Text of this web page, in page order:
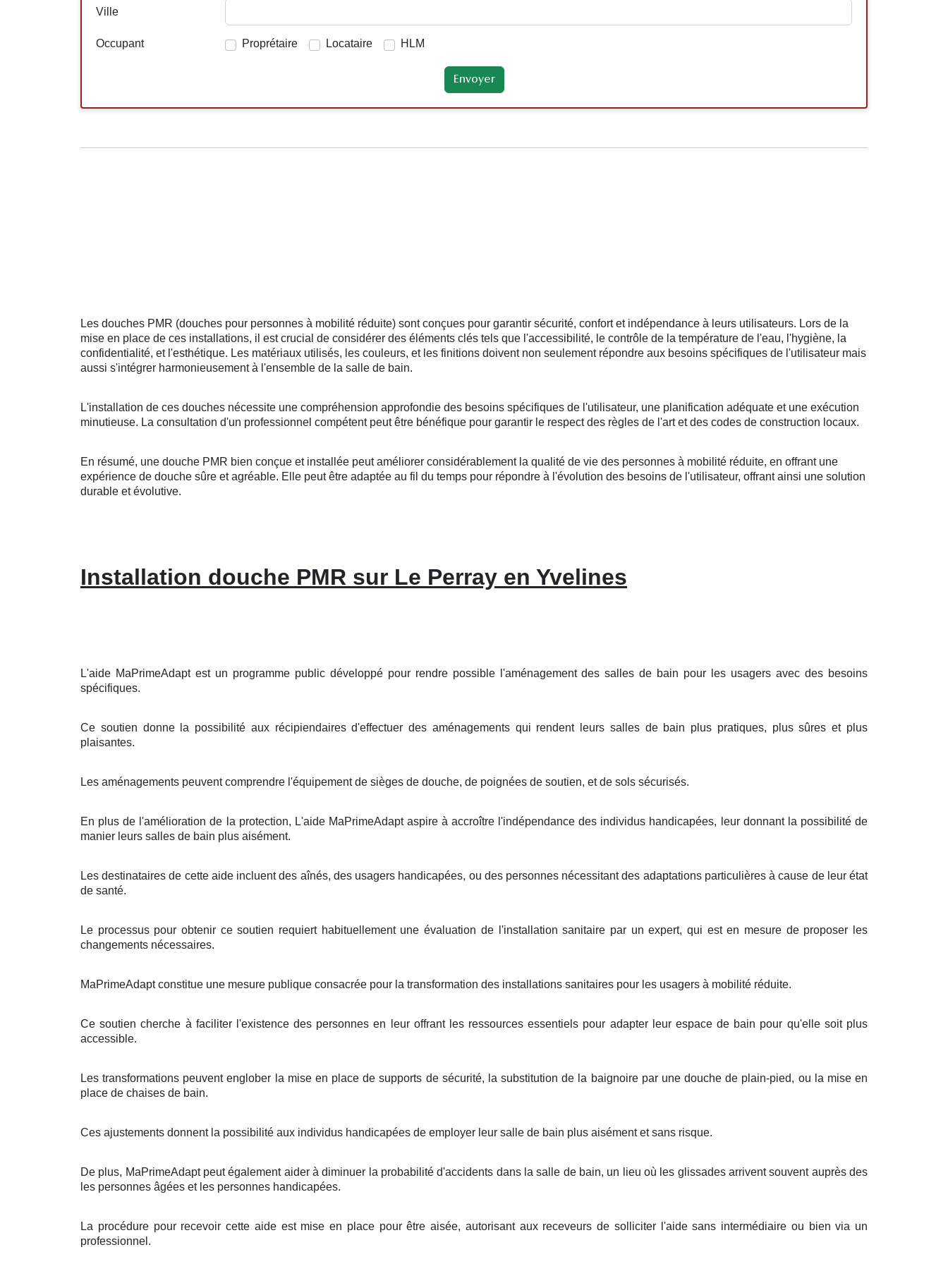
Ville
Occupant Proprétaire Locataire HLM
Les douches PMR (douches pour personnes à mobilité réduite) sont conçues pour garantir sécurité, confort et indépendance à leurs utilisateurs. Lors de la
mise en place de ces installations, il est crucial de considérer des éléments clés tels que l'accessibilité, le contrôle de la température de l'eau, l'hygiène, la
confidentialité, et l'esthétique. Les matériaux utilisés, les couleurs, et les finitions doivent non seulement répondre aux besoins spécifiques de l'utilisateur mais
aussi s'intégrer harmonieusement à l'ensemble de la salle de bain.
L'installation de ces douches nécessite une compréhension approfondie des besoins spécifiques de l'utilisateur, une planification adéquate et une exécution
minutieuse. La consultation d'un professionnel compétent peut être bénéfique pour garantir le respect des règles de l'art et des codes de construction locaux.
En résumé, une douche PMR bien conçue et installée peut améliorer considérablement la qualité de vie des personnes à mobilité réduite, en offrant une
expérience de douche sûre et agréable. Elle peut être adaptée au fil du temps pour répondre à l'évolution des besoins de l'utilisateur, offrant ainsi une solution
durable et évolutive.
Installation douche PMR sur Le Perray en Yvelines
L'aide MaPrimeAdapt est un programme public développé pour rendre possible l'aménagement des salles de bain pour les usagers avec des besoins
spécifiques.
Ce soutien donne la possibilité aux récipiendaires d'effectuer des aménagements qui rendent leurs salles de bain plus pratiques, plus sûres et plus
plaisantes.
Les aménagements peuvent comprendre l'équipement de sièges de douche, de poignées de soutien, et de sols sécurisés.
En plus de l'amélioration de la protection, L'aide MaPrimeAdapt aspire à accroître l'indépendance des individus handicapées, leur donnant la possibilité de
manier leurs salles de bain plus aisément.
Les destinataires de cette aide incluent des aînés, des usagers handicapées, ou des personnes nécessitant des adaptations particulières à cause de leur état
de santé.
Le processus pour obtenir ce soutien requiert habituellement une évaluation de l'installation sanitaire par un expert, qui est en mesure de proposer les
changements nécessaires.
MaPrimeAdapt constitue une mesure publique consacrée pour la transformation des installations sanitaires pour les usagers à mobilité réduite.
Ce soutien cherche à faciliter l'existence des personnes en leur offrant les ressources essentiels pour adapter leur espace de bain pour qu'elle soit plus
accessible.
Les transformations peuvent englober la mise en place de supports de sécurité, la substitution de la baignoire par une douche de plain-pied, ou la mise en
place de chaises de bain.
Ces ajustements donnent la possibilité aux individus handicapées de employer leur salle de bain plus aisément et sans risque.
De plus, MaPrimeAdapt peut également aider à diminuer la probabilité d'accidents dans la salle de bain, un lieu où les glissades arrivent souvent auprès des
les personnes âgées et les personnes handicapées.
La procédure pour recevoir cette aide est mise en place pour être aisée, autorisant aux receveurs de solliciter l'aide sans intermédiaire ou bien via un
professionnel.